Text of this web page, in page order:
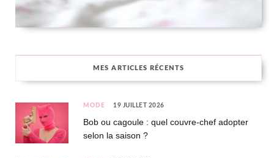
MES ARTICLES RÉCENTS
MODE 19 JUILLET 2026
Bob ou cagoule : quel couvre-chef adopter
selon la saison ?